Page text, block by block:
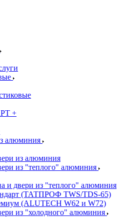
+
алюминия
из алюминия
из "теплого" алюминия
и двери из "теплого" алюминия
(ТАТПРОФ TWS/TDS-65)
(ALUTECH W62 и W72)
из "холодного" алюминия